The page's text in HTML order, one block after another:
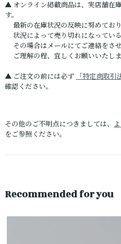
▲ オンライン掲載商品は、実店舗在
す。
最新の在庫状況の反映に努めており
状況によって売り切れになっている
その場合はメールにてご連絡をさせ
ご理解の程、宜しくお願いいたしま
▲ ご注文の前には必ず 「特定商取引
確認ください。
その他のご不明点につきましては、
をご参照ください。
Recommended for you